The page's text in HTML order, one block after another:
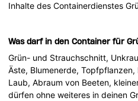
Inhalte des Containerdienstes
Was darf in den Container für
Grün- und Strauchschnitt,
Äste, Blumenerde,
Laub, Abraum von Beeten,
dürfen ohne weiteres in deinen